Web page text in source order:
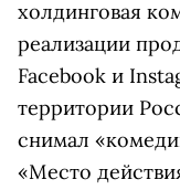
холдинговая
реализации
Facebook и
территории
снимал
«Место